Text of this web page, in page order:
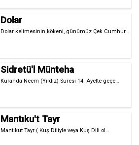
Dolar
Dolar kelimesinin kökeni, günümüz Çek Cumhur…
Sidretü'l Münteha
Kuranda Necm (Yıldız) Suresi 14. Ayette geçe…
Mantıku't Tayr
Mantıkut Tayr ( Kuş Diliyle veya Kuş Dili ol…